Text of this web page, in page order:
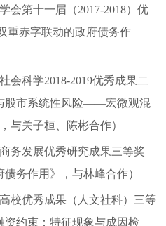
会第十一届（2017-2018）优
重赤字联动的政府债务作
会科学2018-2019优秀成果二
股市系统性风险——宏微观混
与关子桓、陈彬合作）
务发展优秀研究成果三等奖
务作用》，与林峰合作）
校优秀成果（人文社科）三等
约束：特征现象与成因检